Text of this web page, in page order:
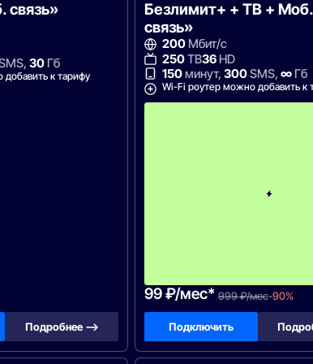
связь»
30Гб
к тарифу
Подробнее —>
Безлимит+ + ТВ + Моб.
связь»
200 Мбит/с
250ТВ36 HD
150минут,300SMS,∞ Гб
Wi-Fi роутер можно добавить к
99 ₽/мес* 999 ₽/мес-90%
Подключить